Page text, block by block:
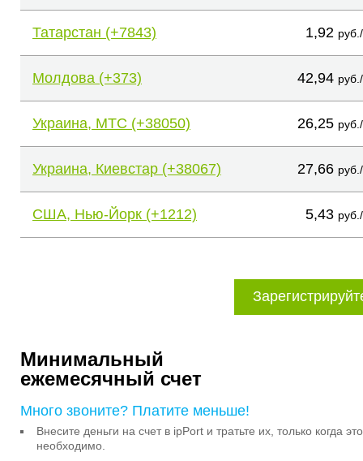
Татарстан (+7843) 1,92
Молдова (+373) 42,94
Украина, МТС (+38050) 26,25
Украина, Киевстар (+38067) 27,66
США, Нью-Йорк (+1212) 5,43
Минимальный
ежемесячный счет
Много звоните? Платите меньше!
Внесите деньги на счет в ipPort и тратьте их, только когда это
необходимо.